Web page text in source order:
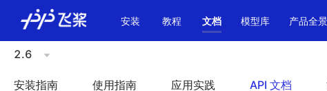
安装 教程 文档 模型库 产品全景
2.6
安装指南 使用指南 应用实践 API 文档